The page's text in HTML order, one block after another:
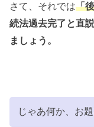
さて、それでは「
続法過去完了と直
ましょう。
じゃあ何か、お